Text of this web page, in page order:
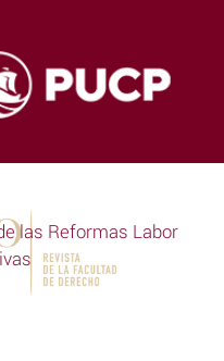
las Reformas Labor